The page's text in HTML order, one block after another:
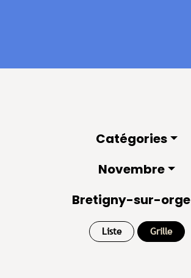
Catégories
Novembre
Bretigny-sur-orge
Liste Grille